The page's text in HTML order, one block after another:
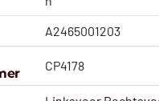
A2465001203
CP4178